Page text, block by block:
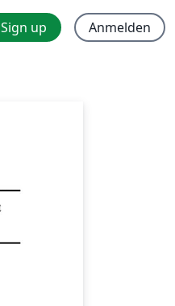
Sign up Anmelden